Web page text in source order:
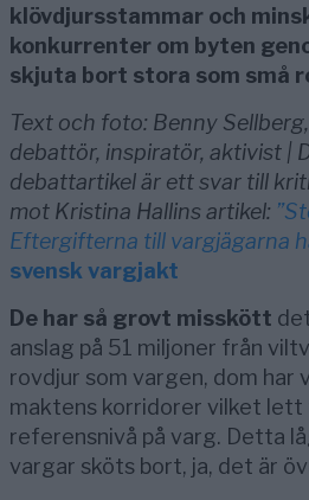
klövdjursstammar och
konkurrenter om byten
skjuta bort stora som små
Text och foto: Benny Sellberg,
debattör, inspiratör, aktivist |
debattartikel är ett svar till
mot Kristina Hallins artikel:
Eftergifterna till vargjägarna
svensk vargjakt
De har så grovt misskött
anslag på 51 miljoner från
rovdjur som vargen, dom
maktens korridorer vilket
referensnivå på varg. Detta
vargar sköts bort, ja, det är